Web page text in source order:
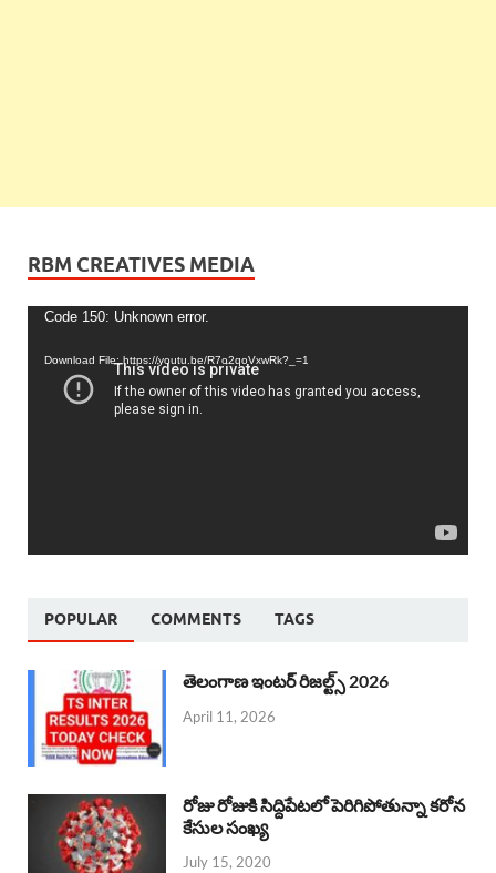
RBM CREATIVES MEDIA
Video
Code 150: Unknown error.
Download File: https://youtu.be/R7o2qoVxwRk?_=1
POPULAR COMMENTS TAGS
తెలంగాణ ఇంటర్ రిజల్ట్స్ 2026
April 11, 2026
రోజు రోజుకి సిద్దిపేటలో పెరిగిపోతున్నా కరోన
కేసుల సంఖ్య
July 15, 2020